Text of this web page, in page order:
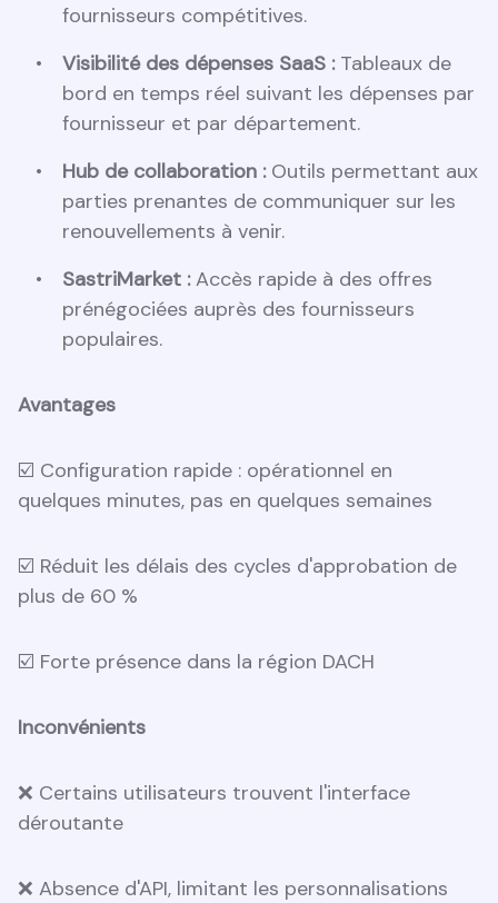
fournisseurs compétitives.
Visibilité des dépenses SaaS :Tableaux de
bord en temps réel suivant les dépenses par
fournisseur et par département.
Hub de collaboration :Outils permettant aux
parties prenantes de communiquer sur les
renouvellements à venir.
SastriMarket :Accès rapide à des offres
prénégociées auprès des fournisseurs
populaires.
Avantages
☑️ Configuration rapide : opérationnel en
quelques minutes, pas en quelques semaines
☑️ Réduit les délais des cycles d'approbation de
plus de 60 %
☑️ Forte présence dans la région DACH
Inconvénients
❌ Certains utilisateurs trouvent l'interface
déroutante
❌ Absence d'API, limitant les personnalisations